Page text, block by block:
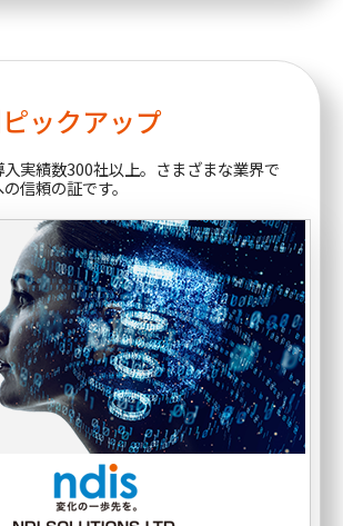
ックアップ
実績数300社以上。さまざまな業界で
信頼の証です。